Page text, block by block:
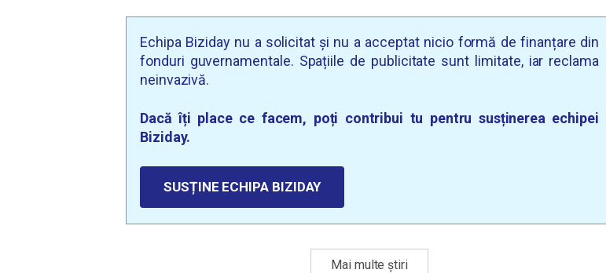
Echipa Biziday nu a solicitat și nu a acceptat nicio formă de finanțare din
fonduri guvernamentale. Spațiile de publicitate sunt limitate, iar reclama
neinvazivă.
Dacă îți place ce facem, poți contribui tu pentru susținerea echipei
Biziday.
SUSȚINE ECHIPA BIZIDAY
Mai multe știri